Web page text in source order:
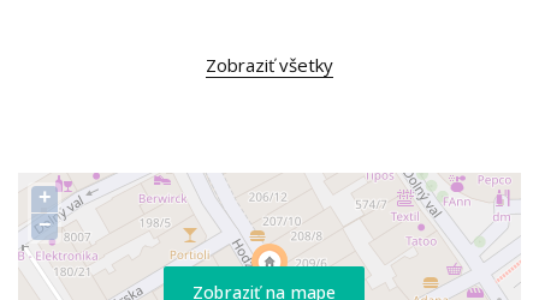
Zobraziť všetky
Zobraziť na mape
+
−